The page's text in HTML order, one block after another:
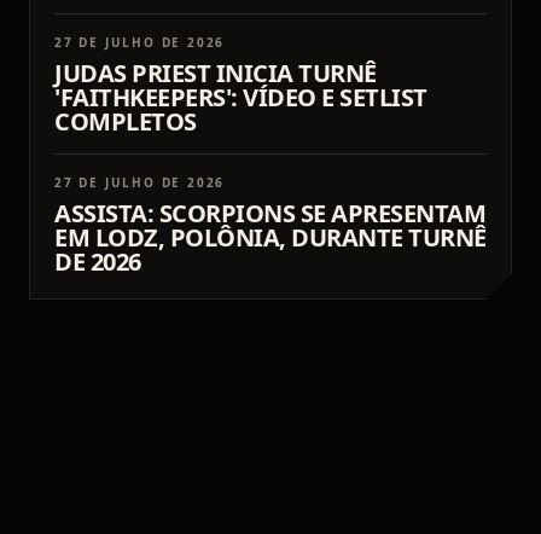
27 DE JULHO DE 2026
JUDAS PRIEST INICIA TURNÊ
'FAITHKEEPERS': VÍDEO E SETLIST
COMPLETOS
27 DE JULHO DE 2026
ASSISTA: SCORPIONS SE APRESENTAM
EM LODZ, POLÔNIA, DURANTE TURNÊ
DE 2026